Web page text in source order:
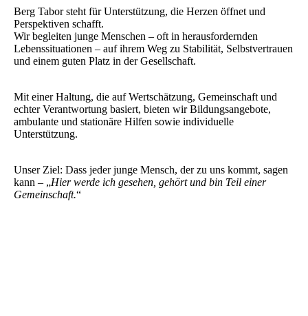
Berg Tabor steht für Unterstützung, die Herzen öffnet und
Perspektiven schafft.
Wir begleiten junge Menschen – oft in herausfordernden
Lebenssituationen – auf ihrem Weg zu Stabilität, Selbstvertrauen
und einem guten Platz in der Gesellschaft.
Mit einer Haltung, die auf Wertschätzung, Gemeinschaft und
echter Verantwortung basiert, bieten wir Bildungsangebote,
ambulante und stationäre Hilfen sowie individuelle
Unterstützung.
Unser Ziel: Dass jeder junge Mensch, der zu uns kommt, sagen
kann – „Hier werde ich gesehen, gehört und bin Teil einer
Gemeinschaft.“